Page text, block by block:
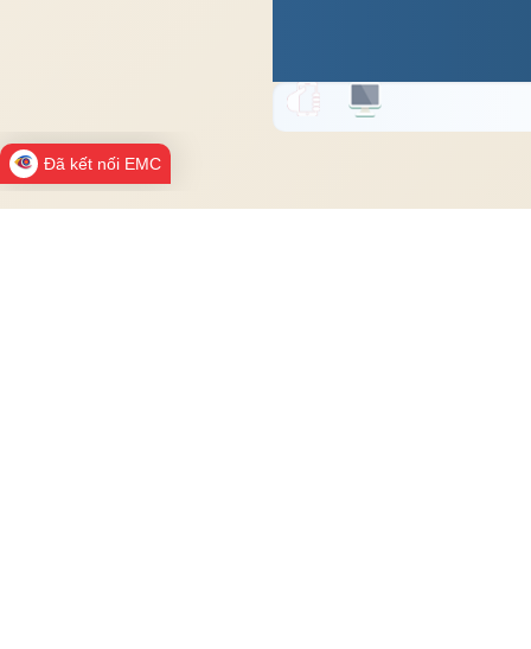
Đã kết nối EMC